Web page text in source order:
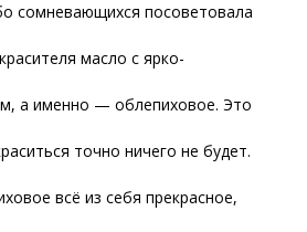
сомневающихся посоветовала
масло с ярко-
а именно — облепиховое. Это
точно ничего не будет.
всё из себя прекрасное,